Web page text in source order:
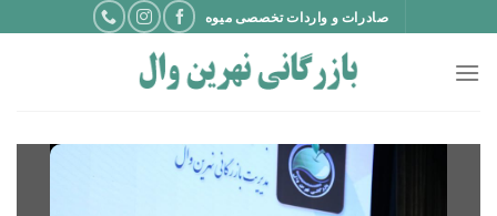
to
content
صادرات و واردات تخصصی میوه